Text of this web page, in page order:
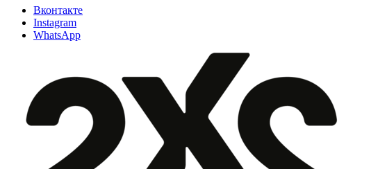
Вконтакте
Instagram
WhatsApp